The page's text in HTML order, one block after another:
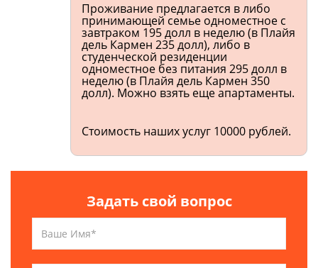
Проживание предлагается в либо
принимающей семье одноместное с
завтраком 195 долл в неделю (в Плайя
дель Кармен 235 долл), либо в
студенческой резиденции
одноместное без питания 295 долл в
неделю (в Плайя дель Кармен 350
долл). Можно взять еще апартаменты.
Стоимость наших услуг 10000 рублей.
Задать свой вопрос